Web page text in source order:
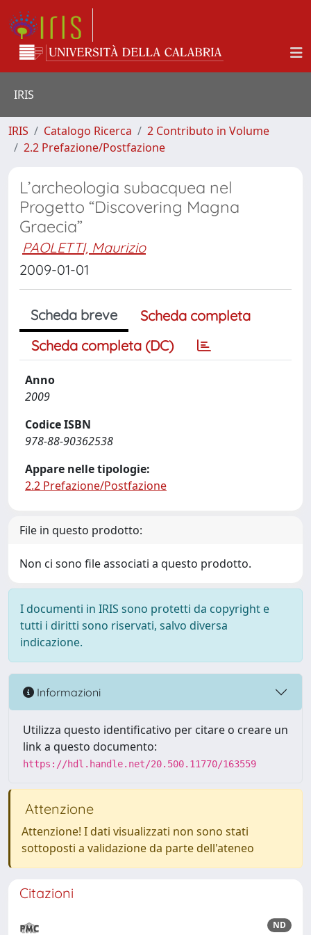
IRIS
IRIS Catalogo Ricerca
2 Contributo in Volume
2.2 Prefazione/Postfazione
L’archeologia subacquea nel
Progetto “Discovering Magna
Graecia”
PAOLETTI, Maurizio
2009-01-01
Scheda breve
Scheda completa
Scheda completa (DC)
Anno
2009
Codice ISBN
978-88-90362538
Appare nelle tipologie:
2.2 Prefazione/Postfazione
File in questo prodotto:
Non ci sono file associati a questo prodotto.
I documenti in IRIS sono protetti da copyright e
tutti i diritti sono riservati, salvo diversa
indicazione.
Informazioni
Utilizza questo identificativo per citare o creare un
link a questo documento:
https://hdl.handle.net/20.500.11770/163559
Attenzione
Attenzione! I dati visualizzati non sono stati
sottoposti a validazione da parte dell'ateneo
Citazioni
ND